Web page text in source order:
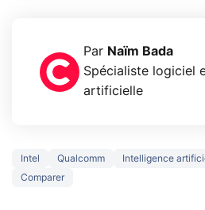
Par Naïm Bada
Spécialiste logiciel
artificielle
Intel Qualcomm Intelligence
Comparer
5 générations de